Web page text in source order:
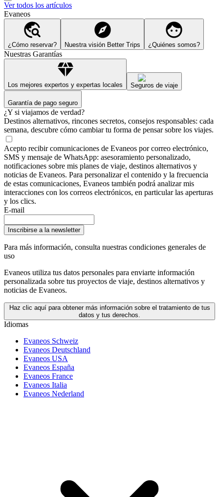
Ver todos los artículos
Evaneos
¿Cómo reservar? Nuestra visión Better Trips ¿Quiénes somos?
Nuestras Garantías
Los mejores expertos y expertas locales Seguros de viaje
Garantía de pago seguro
¿Y si viajamos de verdad?
Destinos alternativos, rincones secretos, consejos responsables: cada
semana, descubre cómo cambiar tu forma de pensar sobre los viajes.
Acepto recibir comunicaciones de Evaneos por correo electrónico,
SMS y mensaje de WhatsApp: asesoramiento personalizado,
notificaciones sobre mis planes de viaje, destinos alternativos y
noticias de Evaneos. Para personalizar el contenido y la frecuencia
de estas comunicaciones, Evaneos también podrá analizar mis
interacciones con los correos electrónicos, en particular las aperturas
y los clics.
E-mail
Inscribirse a la newsletter
Para más información, consulta nuestras condiciones generales de
uso
Evaneos utiliza tus datos personales para enviarte información
personalizada sobre tus proyectos de viaje, destinos alternativos y
noticias de Evaneos.
Haz clic aquí para obtener más información sobre el tratamiento de tus
datos y tus derechos.
Idiomas
Evaneos Schweiz
Evaneos Deutschland
Evaneos USA
Evaneos España
Evaneos France
Evaneos Italia
Evaneos Nederland